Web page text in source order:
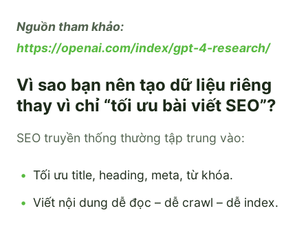
Nguồn tham khảo:
https://openai.com/index/gpt-4-research/
Vì sao bạn nên tạo dữ liệu riêng
thay vì chỉ “tối ưu bài viết SEO”?
SEO truyền thống thường tập trung vào:
Tối ưu title, heading, meta, từ khóa.
Viết nội dung dễ đọc – dễ crawl – dễ index.